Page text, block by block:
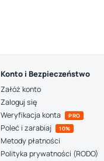
Konto i Bezpieczeństwo
Załóż konto
Zaloguj się
Weryfikacja konta
PRO
Poleć i zarabiaj 10%
Metody płatności
Polityka prywatności (RODO)